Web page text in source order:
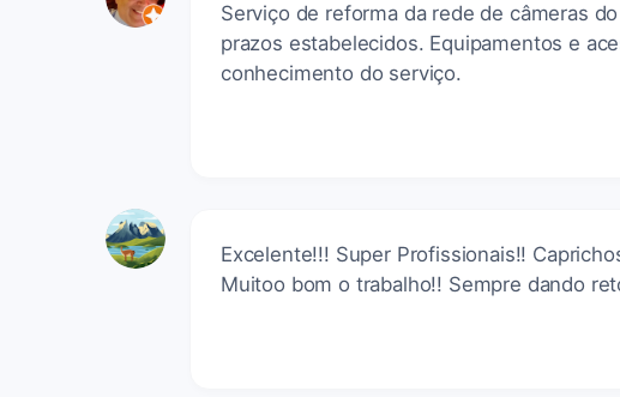
Serviço de reforma da rede de câmeras
prazos estabelecidos. Equipamentos e
conhecimento do serviço.
Excelente!!! Super Profissionais!!
Muitoo bom o trabalho!! Sempre dando